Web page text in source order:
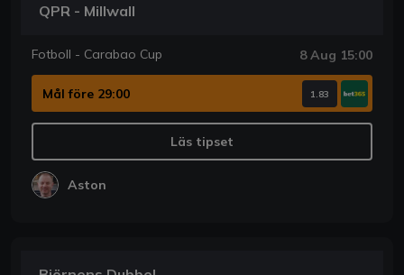
QPR - Millwall
Fotboll - Carabao Cup 8 Aug 15:00
Mål före 29:00 1.83
Läs tipset
Aston